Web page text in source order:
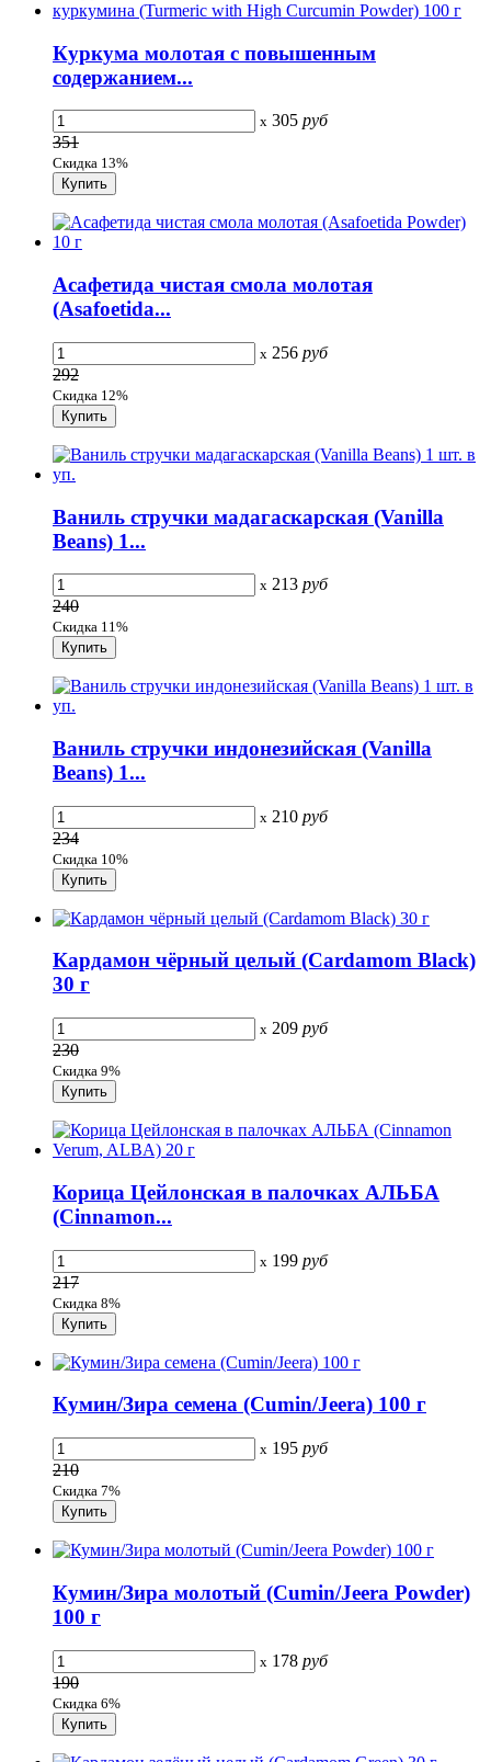
Куркума молотая с повышенным
содержанием...
x 305 руб
351
Скидка 13%
Асафетида чистая смола молотая
(Asafoetida...
x 256 руб
292
Скидка 12%
Ваниль стручки мадагаскарская (Vanilla
Beans) 1...
x 213 руб
240
Скидка 11%
Ваниль стручки индонезийская (Vanilla
Beans) 1...
x 210 руб
234
Скидка 10%
Кардамон чёрный целый (Cardamom Black)
30 г
x 209 руб
230
Скидка 9%
Корица Цейлонская в палочках АЛЬБА
(Cinnamon...
x 199 руб
217
Скидка 8%
Кумин/Зира семена (Cumin/Jeera) 100 г
x 195 руб
210
Скидка 7%
Кумин/Зира молотый (Cumin/Jeera Powder)
100 г
x 178 руб
190
Скидка 6%